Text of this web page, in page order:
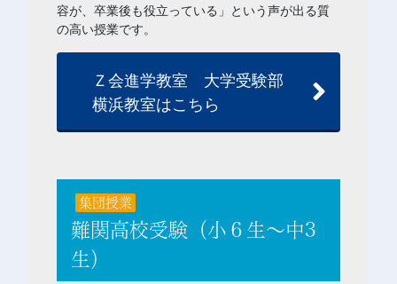
容が、卒業後も役立っている」という声が出る質
の高い授業です。
Ｚ会進学教室 大学受験部
横浜教室はこちら
集団授業
難関高校受験（小６生～中3
生）